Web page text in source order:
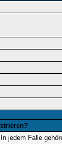
jedem Falle